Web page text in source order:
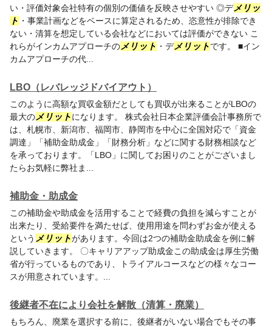
い・評価対象会社特有の個別の価値を反映させやすい ◎デメリッ
ト ・事業計画などをベースに算定されるため、恣意性が排除でき
ない・清算を想定している会社などにおいては評価ができない こ
れらがインカムアプローチのメリット ・デメリットです。 ■イン
カムアプローチの代...
LBO（レバレッジドバイアウト）
このように高額な買収金額だとしても買収が出来ることがLBOの
最大のメリットになります。 株式会社日本企業評価会計事務所で
は、札幌市、新潟市、福岡市、静岡市を中心に全国対応で「資金
調達」「補助金助成金」「財務分析」などに関する財務相談など
を承っております。「LBO」に関してお困りのことがございまし
たらお気軽に弊社ま...
補助金・助成金
この補助金や助成金を活用することで経費の負担を減らすことが
出来たり、受給要件を満たせば、使用用途を問わずお金が使える
という メリットがあります。今回は2つの補助金助成金を例に解
説していきます。 〇キャリアアップ助成金この助成金は厚生労働
省が行っているものであり、トライアルコースなどの様々なコー
スが用意されています。...
後継者不在により会社を解散（清算・廃業）
もちろん、廃業を選択する前に、後継者がいない場合でもその事